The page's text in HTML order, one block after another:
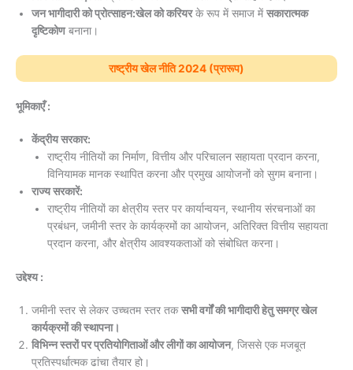
जन भागीदारी को प्रोत्साहन:खेल को करियरके रूप में समाज मेंसकारात्मक
दृष्टिकोणबनाना।
राष्ट्रीय खेल नीति 2024 (प्रारूप)
भूमिकाएँ :
केंद्रीय सरकार:
राष्ट्रीय नीतियों का निर्माण, वित्तीय और परिचालन सहायता प्रदान करना,
विनियामक मानक स्थापित करना और प्रमुख आयोजनों को सुगम बनाना।
राज्य सरकारें:
राष्ट्रीय नीतियों का क्षेत्रीय स्तर पर कार्यान्वयन, स्थानीय संरचनाओं का
प्रबंधन, जमीनी स्तर के कार्यक्रमों का आयोजन, अतिरिक्त वित्तीय सहायता
प्रदान करना, और क्षेत्रीय आवश्यकताओं को संबोधित करना।
उद्देश्य :
जमीनी स्तर से लेकर उच्चतम स्तर तकसभी वर्गों की भागीदारी हेतु समग्र खेल
कार्यक्रमों की स्थापना।
विभिन्न स्तरों पर प्रतियोगिताओं और लीगों का आयोजन, जिससे एक मजबूत
प्रतिस्पर्धात्मक ढांचा तैयार हो।